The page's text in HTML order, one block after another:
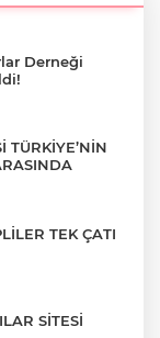
Derneği
TÜRKİYE’NİN
TEK ÇATI
SİTESİ